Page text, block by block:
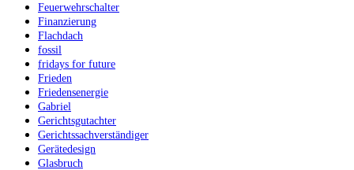
Feuerwehrschalter
Finanzierung
Flachdach
fossil
fridays for future
Frieden
Friedensenergie
Gabriel
Gerichtsgutachter
Gerichtssachverständiger
Gerätedesign
Glasbruch